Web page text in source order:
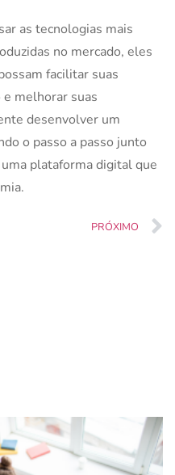
as tecnologias mais
no mercado, eles
facilitar suas
melhorar suas
desenvolver um
o passo a passo junto
plataforma digital que
PRÓXIMO